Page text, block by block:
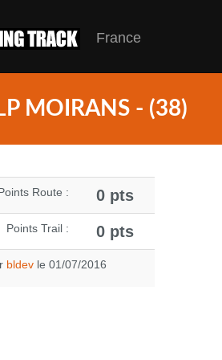
France
MOIRANS - (38)
Route : 0 pts
Points Trail : 0 pts
bldev le 01/07/2016